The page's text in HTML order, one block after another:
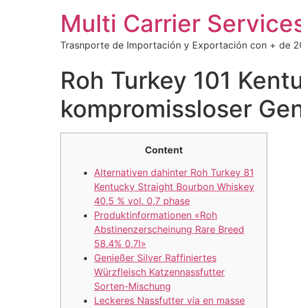
Multi Carrier
Trasnporte de Importación y Exportación con + de
Roh Turkey 101
kompromissloser
Content
Alternativen dahinter Roh Turkey 81
Kentucky Straight Bourbon Whiskey
40,5 % vol. 0,7 phase
Produktinformationen «Roh
Abstinenzerscheinung Rare Breed
58.4% 0,7l»
Genießer Silver Raffiniertes
Würzfleisch Katzennassfutter
Sorten-Mischung
Leckeres Nassfutter via en masse